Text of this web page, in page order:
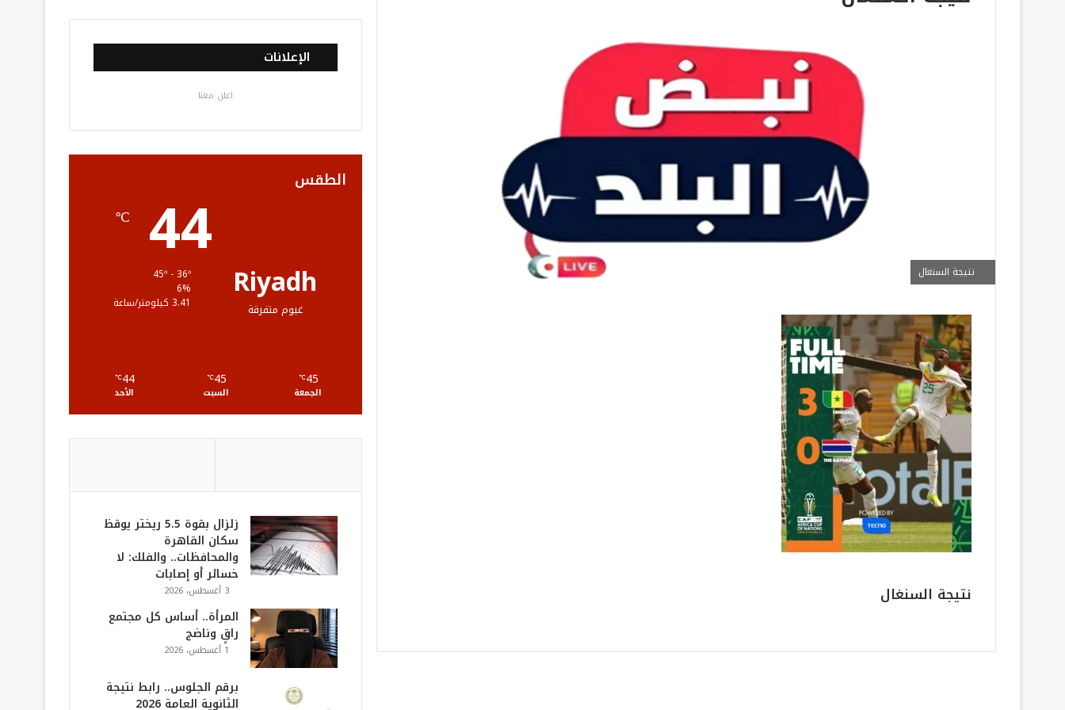
نتيجة السنغال
نتيجة السنغال
س
ب
ك
ي
ت
ت
ي
و
ب
س
ت
ر
خ
ص
ل
ق
R
الإعلانات
اعلن معنا
الطقس
Riyadh
غيوم متفرقة
44
℃
6%
3.41 كيلومتر/ساعة
45
℃
الجمعة
45
℃
السبت
44
℃
الأحد
زلزال بقوة 5.5 ريختر يوقظ
سكان القاهرة
والمحافظات.. والفلك: لا
خسائر أو إصابات
3 أغسطس، 2026
المرأة.. أساس كل مجتمع
راقٍ وناضج
1 أغسطس، 2026
برقم الجلوس.. رابط نتيجة
الثانوية العامة 2026